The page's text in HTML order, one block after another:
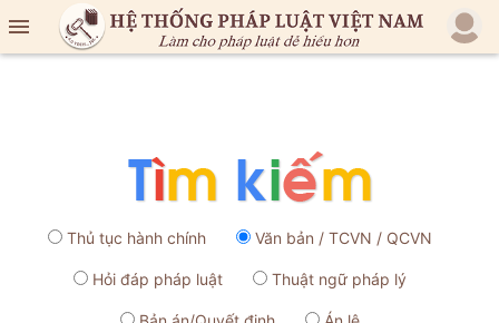

Thủ tục hành chính Văn bản / TCVN / QCVN
Hỏi đáp pháp luật Thuật ngữ pháp lý